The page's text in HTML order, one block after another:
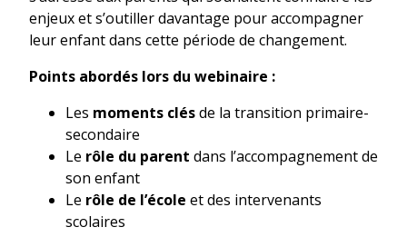
enjeux et s’outiller davantage pour accompagner
leur enfant dans cette période de changement.
Points abordés lors du webinaire :
Les moments clésde la transition primaire-
secondaire
Le rôle du parent dans l’accompagnement de
son enfant
Le rôle de l’école et des intervenants
scolaires